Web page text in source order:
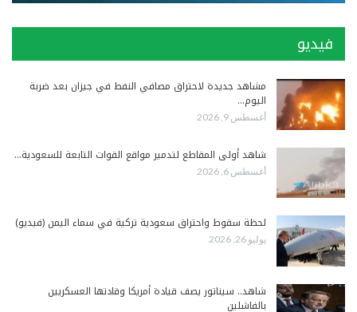
فيديو
مشاهد جديدة لاحتراق مصافي النفط في جيزان بعد ضربة
اليوم…
أغسطس 9, 2026
شاهد أولى المقاطع لتدمير مواقع القوات التابعة للسعودية…
أغسطس 6, 2026
لحظة سقوط واحتراق سعودية تركية في سماء اليمن (فيديو)
يوليو 26, 2026
شاهد.. سيناتور يصف قيادة أمريكا وقادتها العسكريين
بالفاشلين